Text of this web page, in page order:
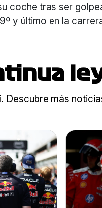
coche tras ser
y último en la
Descubre más